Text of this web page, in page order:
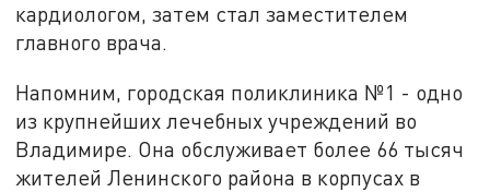
кардиологом, затем стал заместителем
главного врача.
Напомним, городская поликлиника №1 - одно
из крупнейших лечебных учреждений во
Владимире. Она обслуживает более 66 тысяч
жителей Ленинского района в корпусах в